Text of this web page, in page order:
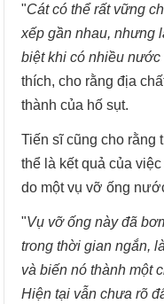
"Cát có thể rất vững
xếp gần nhau, nhưng
biệt khi có nhiều
thích, cho rằng địa
thành của hố sụt.
Tiến sĩ cũng cho rằng
thể là kết quả của
do một vụ vỡ ống
"Vụ vỡ ống này đã
trong thời gian ngắn,
và biến nó thành một
Hiện tại vẫn chưa rõ